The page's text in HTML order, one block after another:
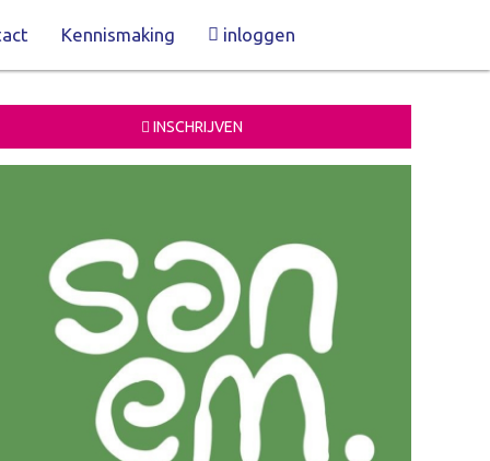
Kennismaking inloggen
INSCHRIJVEN